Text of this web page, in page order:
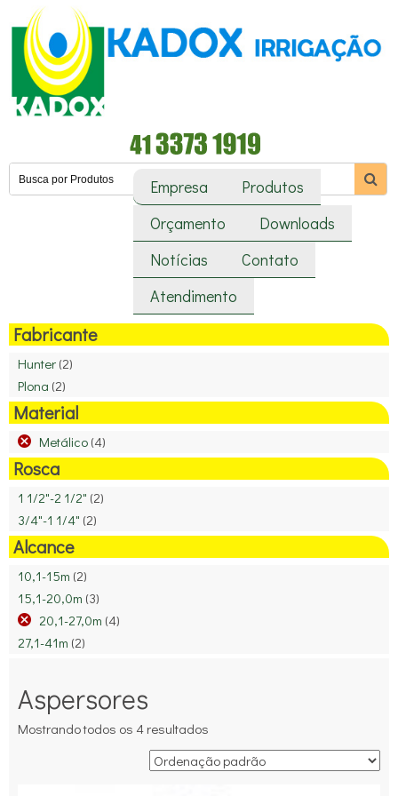
Empresa
Produtos
Orçamento
Downloads
Notícias
Contato
Atendimento
Fabricante
Hunter (2)
Plona (2)
Material
Metálico (4)
Rosca
1 1/2"-2 1/2" (2)
3/4"-1 1/4" (2)
Alcance
10,1-15m (2)
15,1-20,0m (3)
20,1-27,0m (4)
27,1-41m (2)
Aspersores
Mostrando todos os 4 resultados